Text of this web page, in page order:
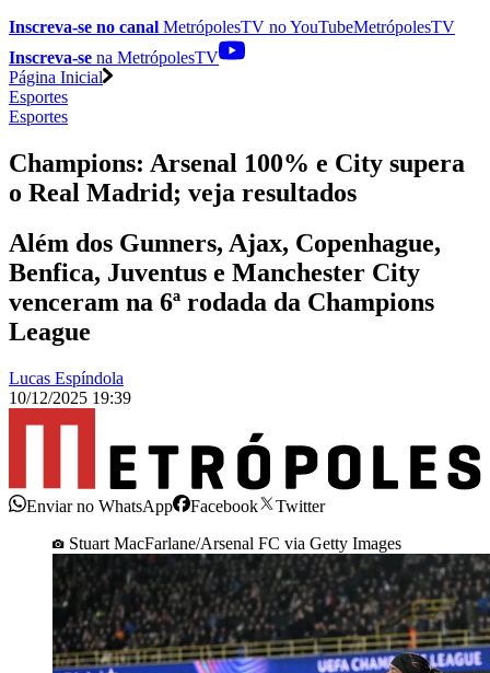
Inscreva-se no canal MetrópolesTV noYouTubeMetrópolesTV
Inscreva-se na MetrópolesTV
Página Inicial
Esportes
Esportes
Champions: Arsenal 100% e City supera
o Real Madrid; veja resultados
Além dos Gunners, Ajax, Copenhague,
Benfica, Juventus e Manchester City
venceram na 6ª rodada da Champions
League
Lucas Espíndola
10/12/2025 19:39
Enviar no WhatsApp Facebook
Twitter
Stuart MacFarlane/Arsenal FC via Getty Images